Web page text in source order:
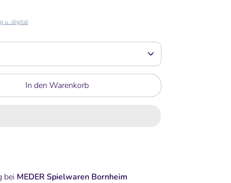
u. digital
In den Warenkorb
bei MEDER Spielwaren Bornheim